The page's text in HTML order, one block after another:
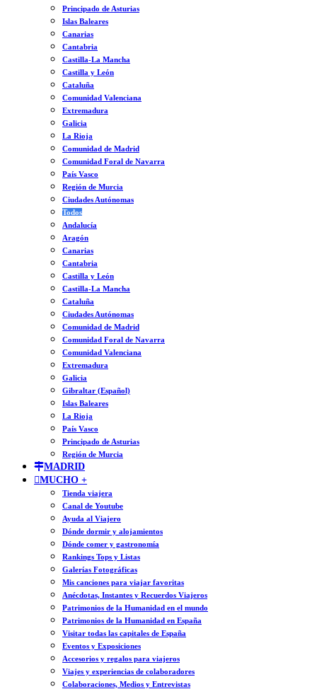
Principado de Asturias
Islas Baleares
Canarias
Cantabria
Castilla-La Mancha
Castilla y León
Cataluña
Comunidad Valenciana
Extremadura
Galicia
La Rioja
Comunidad de Madrid
Comunidad Foral de Navarra
País Vasco
Región de Murcia
Ciudades Autónomas
Todos
Andalucía
Aragón
Canarias
Cantabria
Castilla y León
Castilla-La Mancha
Cataluña
Ciudades Autónomas
Comunidad de Madrid
Comunidad Foral de Navarra
Comunidad Valenciana
Extremadura
Galicia
Gibraltar (Español)
Islas Baleares
La Rioja
País Vasco
Principado de Asturias
Región de Murcia
MADRID
MUCHO +
Tienda viajera
Canal de Youtube
Ayuda al Viajero
Dónde dormir y alojamientos
Dónde comer y gastronomía
Rankings Tops y Listas
Galerías Fotográficas
Mis canciones para viajar favoritas
Anécdotas, Instantes y Recuerdos Viajeros
Patrimonios de la Humanidad en el mundo
Patrimonios de la Humanidad en España
Visitar todas las capitales de España
Eventos y Exposiciones
Accesorios y regalos para viajeros
Viajes y experiencias de colaboradores
Colaboraciones, Medios y Entrevistas